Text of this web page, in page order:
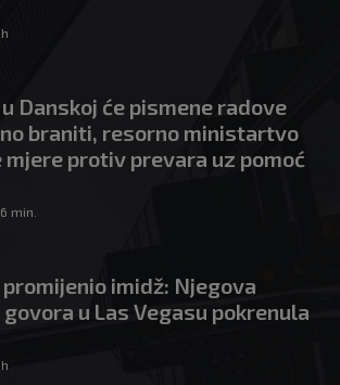
Danskoj će pismene radove
braniti, resorno ministartvo
protiv prevara uz pomoć
min.
promijenio imidž: Njegova
u Las Vegasu pokrenula